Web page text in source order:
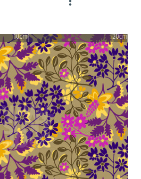
10cm 20cm